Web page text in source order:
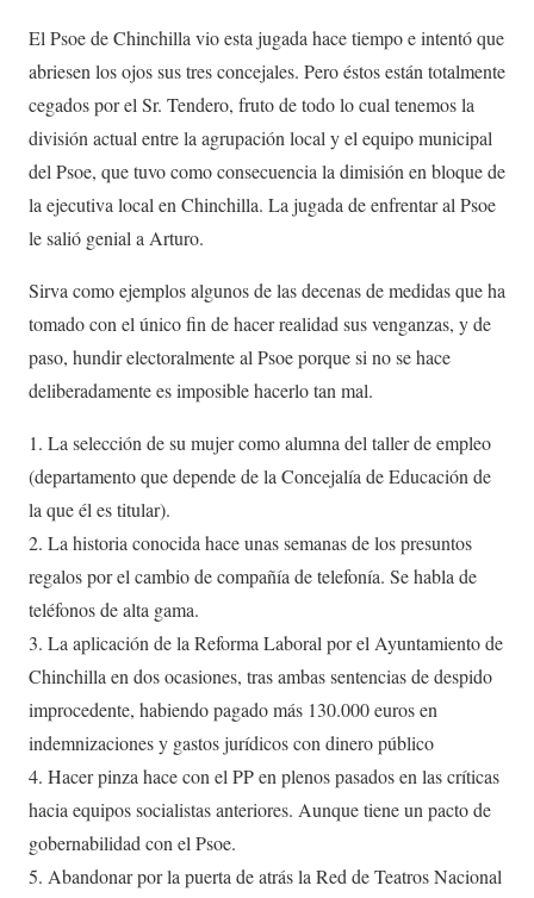
El Psoe de Chinchilla vio esta jugada hace tiempo e intentó que
abriesen los ojos sus tres concejales. Pero éstos están totalmente
cegados por el Sr. Tendero, fruto de todo lo cual tenemos la
división actual entre la agrupación local y el equipo municipal
del Psoe, que tuvo como consecuencia la dimisión en bloque de
la ejecutiva local en Chinchilla. La jugada de enfrentar al Psoe
le salió genial a Arturo.
Sirva como ejemplos algunos de las decenas de medidas que ha
tomado con el único fin de hacer realidad sus venganzas, y de
paso, hundir electoralmente al Psoe porque si no se hace
deliberadamente es imposible hacerlo tan mal.
1. La selección de su mujer como alumna del taller de empleo
(departamento que depende de la Concejalía de Educación de
la que él es titular).
2. La historia conocida hace unas semanas de los presuntos
regalos por el cambio de compañía de telefonía. Se habla de
teléfonos de alta gama.
3. La aplicación de la Reforma Laboral por el Ayuntamiento de
Chinchilla en dos ocasiones, tras ambas sentencias de despido
improcedente, habiendo pagado más 130.000 euros en
indemnizaciones y gastos jurídicos con dinero público
4. Hacer pinza hace con el PP en plenos pasados en las críticas
hacia equipos socialistas anteriores. Aunque tiene un pacto de
gobernabilidad con el Psoe.
5. Abandonar por la puerta de atrás la Red de Teatros Nacional